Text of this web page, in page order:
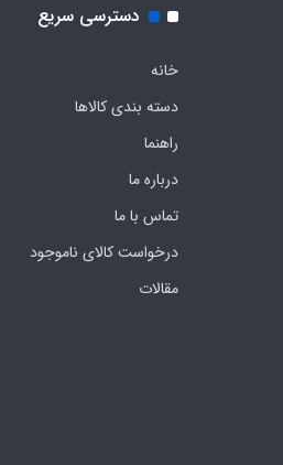
دسترسی سریع
خانه
دسته بندی کالاها
راهنما
درباره ما
تماس با ما
درخواست کالای ناموجود
مقالات